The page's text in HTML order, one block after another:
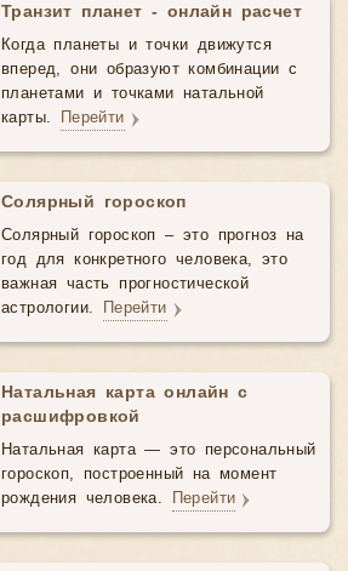
Транзит планет - онлайн расчет
Когда планеты и точки движутся
вперед, они образуют комбинации с
планетами и точками натальной
карты.
Перейти
Солярный гороскоп
Солярный гороскоп – это прогноз на
год для конкретного человека, это
важная часть прогностической
астрологии.
Перейти
Натальная карта онлайн с
расшифровкой
Натальная карта — это персональный
гороскоп, построенный на момент
рождения человека.
Перейти